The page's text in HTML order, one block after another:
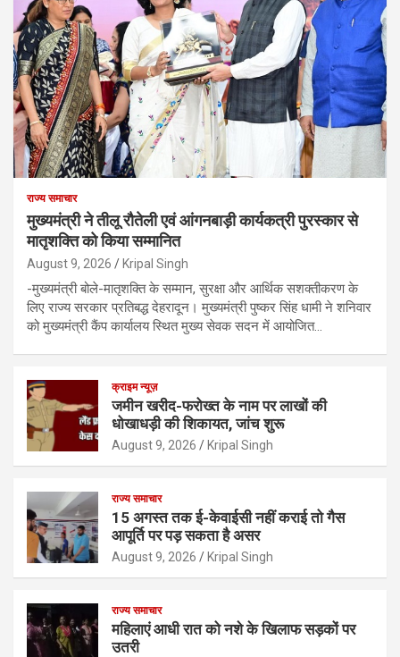
राज्य समाचार
मुख्यमंत्री ने तीलू रौतेली एवं आंगनबाड़ी कार्यकत्री पुरस्कार से
मातृशक्ति को किया सम्मानित
August 9, 2026 Kripal Singh
-मुख्यमंत्री बोले-मातृशक्ति के सम्मान, सुरक्षा और आर्थिक सशक्तीकरण के
लिए राज्य सरकार प्रतिबद्ध देहरादून। मुख्यमंत्री पुष्कर सिंह धामी ने शनिवार
को मुख्यमंत्री कैंप कार्यालय स्थित मुख्य सेवक सदन में आयोजित…
क्राइम न्यूज़
जमीन खरीद-फरोख्त के नाम पर लाखों की
धोखाधड़ी की शिकायत, जांच शुरू
August 9, 2026 Kripal Singh
राज्य समाचार
15 अगस्त तक ई-केवाईसी नहीं कराई तो गैस
आपूर्ति पर पड़ सकता है असर
August 9, 2026 Kripal Singh
राज्य समाचार
महिलाएं आधी रात को नशे के खिलाफ सड़कों पर
उतरी